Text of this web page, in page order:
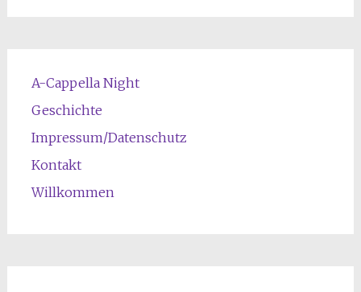
A-Cappella Night
Geschichte
Impressum/Datenschutz
Kontakt
Willkommen